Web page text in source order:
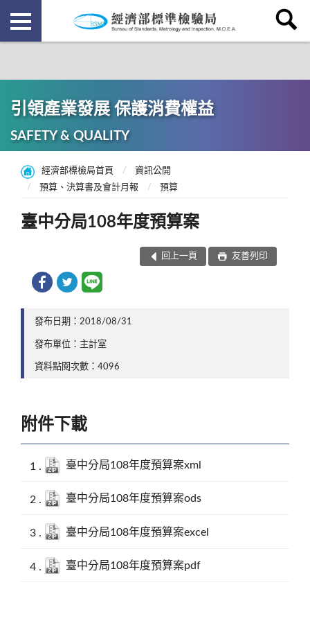
引領產業發展 保護消費權益
SAFETY & QUALITY
經濟部標檢局首頁
資訊公開
預算、決算書及會計月報
預算
臺中分局108年度預算案
回上一頁 友善列印
發布日期：2018/08/31
發布單位：主計室
資料點閱次數：4096
附件下載
臺中分局108年度預算案xml
臺中分局108年度預算案ods
臺中分局108年度預算案excel
臺中分局108年度預算案pdf